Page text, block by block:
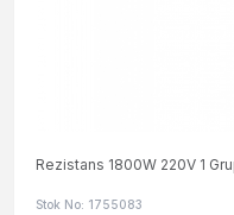
Rezistans 1800W 220V 1
Stok No: 1755083